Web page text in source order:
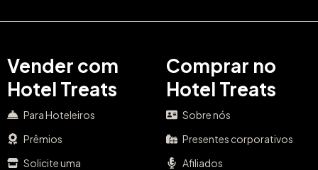
Vender com
Hotel Treats
Para Hoteleiros
Prêmios
Solicite uma
Comprar no
Hotel Treats
Sobre nós
Presentes corporativos
Afiliados